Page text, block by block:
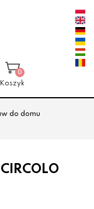
0
Koszyk
do domu